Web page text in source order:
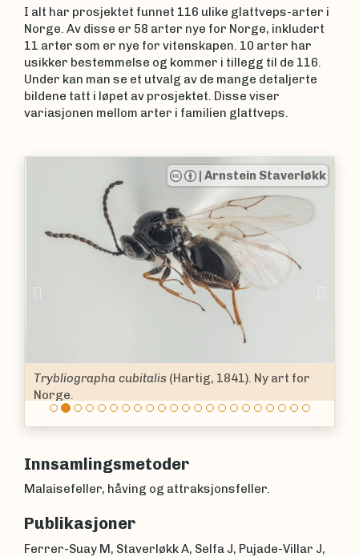
I alt har prosjektet funnet 116 ulike glattveps-arter i
Norge. Av disse er 58 arter nye for Norge, inkludert
11 arter som er nye for vitenskapen. 10 arter har
usikker bestemmelse og kommer i tillegg til de 116.
Under kan man se et utvalg av de mange detaljerte
bildene tatt i løpet av prosjektet. Disse viser
variasjonen mellom arter i familien glattveps.
| Arnstein Staverløkk
Trybliographa cubitalis(Hartig, 1841). Ny art for
Norge.
Innsamlingsmetoder
Malaisefeller, håving og attraksjonsfeller.
Publikasjoner
Ferrer-Suay M, Staverløkk A, Selfa J, Pujade-Villar J,